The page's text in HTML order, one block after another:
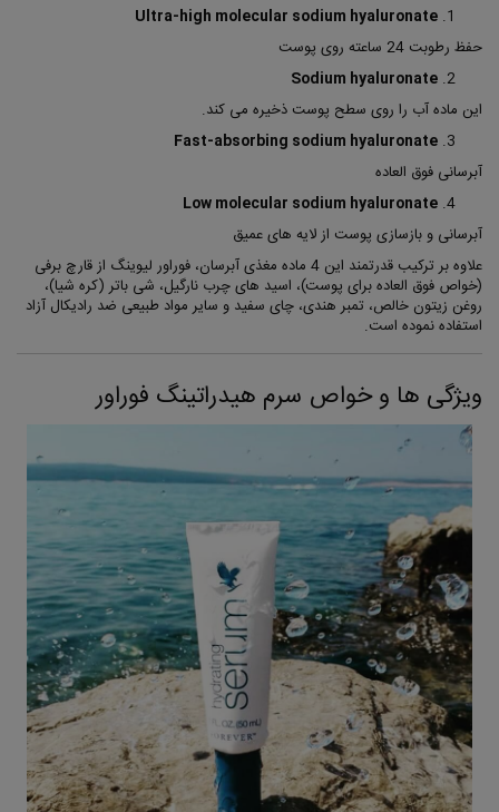
Ultra-high molecular sodium hyaluronate
حفظ رطوبت 24 ساعته روی پوست
Sodium hyaluronate
این ماده آب را روی سطح پوست ذخیره می کند.
Fast-absorbing sodium hyaluronate
آبرسانی فوق العاده
Low molecular sodium hyaluronate
آبرسانی و بازسازی پوست از لایه های عمیق
علاوه بر ترکیب قدرتمند این 4 ماده مغذی آبرسان، فوراور لیوینگ از قارچ برفی
(خواص فوق العاده برای پوست)، اسید های چرب نارگیل، شی باتر (کره شیا)،
روغن زیتون خالص، تمبر هندی، چای سفید و سایر مواد طبیعی ضد رادیکال آزاد
استفاده نموده است.
ویژگی ها و خواص سرم هیدراتینگ فوراور